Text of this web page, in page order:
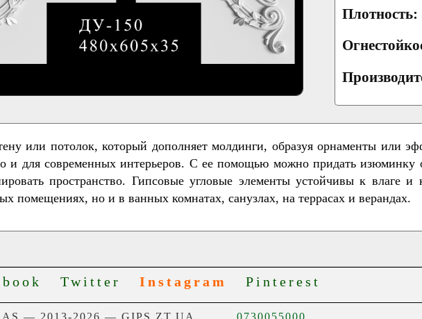
Плотность:
или потолок, который дополняет молдинги, образуя орнаменты или
и для современных интерьеров. С ее помощью можно придать изюминку
пространство. Гипсовые угловые элементы устойчивы к влаге и
помещениях, но и в ванных комнатах, санузлах, на террасах и
Twitter Instagram Pinterest